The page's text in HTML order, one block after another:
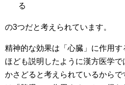
る
の3つだと考えられています。
精神的な効果は「心臓」に作用
ほども説明したように漢方医学
かさどると考えられているから